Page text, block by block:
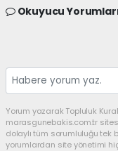
Okuyucu
Yorum yazarak Topluluk
marasgunebakis.com.tr
dolaylı tüm sorumluluğu tek
yorumlardan site yönetimi